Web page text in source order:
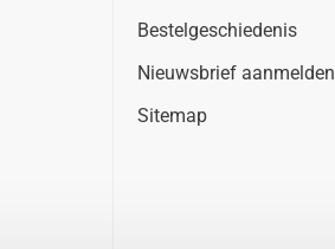
Bestelgeschiedenis
Nieuwsbrief aanmelden
Sitemap